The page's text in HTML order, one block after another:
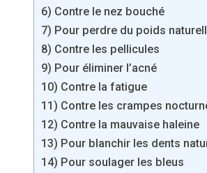
6) Contre le nez bouché
7) Pour perdre du poids
8) Contre les pellicules
9) Pour éliminer l’acné
10) Contre la fatigue
11) Contre les crampes
12) Contre la mauvaise haleine
13) Pour blanchir les dents
14) Pour soulager les bleus